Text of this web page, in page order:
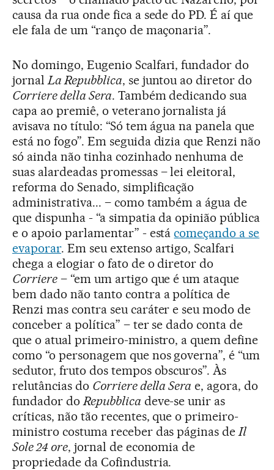
causa da rua onde fica a sede do PD. É aí que
ele fala de um “ranço de maçonaria”.
No domingo, Eugenio Scalfari, fundador do
jornalLa Repubblica, se juntou ao diretor do
Corriere della Sera. Também dedicando sua
capa ao premiê, o veterano jornalista já
avisava no título: “Só tem água na panela que
está no fogo”. Em seguida dizia que Renzi não
só ainda não tinha cozinhado nenhuma de
suas alardeadas promessas – lei eleitoral,
reforma do Senado, simplificação
administrativa... – como também a água de
que dispunha - “a simpatia da opinião pública
e o apoio parlamentar” - estácomeçando a se
evaporar. Em seu extenso artigo, Scalfari
chega a elogiar o fato de o diretor do
Corriere– “em um artigo que é um ataque
bem dado não tanto contra a política de
Renzi mas contra seu caráter e seu modo de
conceber a política” – ter se dado conta de
que o atual primeiro-ministro, a quem define
como “o personagem que nos governa”, é “um
sedutor, fruto dos tempos obscuros”. Às
relutâncias do Corriere della Sera e, agora, do
fundador doRepubblica deve-se unir as
críticas, não tão recentes, que o primeiro-
ministro costuma receber das páginas deIl
Sole 24 ore, jornal de economia de
propriedade da Cofindustria.